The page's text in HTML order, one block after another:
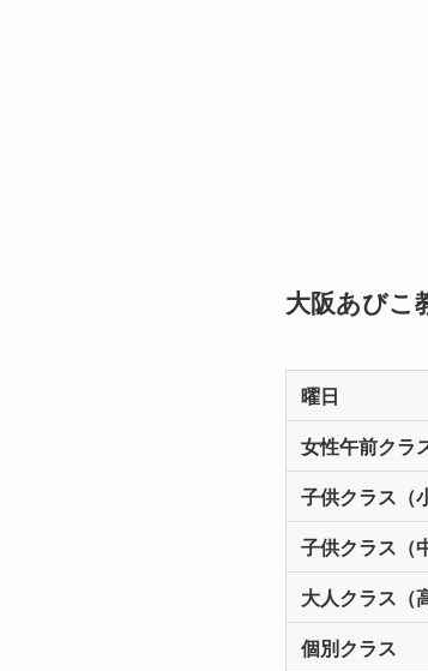
大阪あびこ
曜日
女性午前クラ
子供クラス（
子供クラス（
大人クラス（
個別クラス